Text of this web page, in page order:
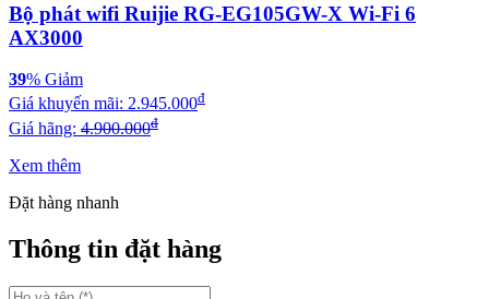
Bộ phát wifi Ruijie RG-EG105GW-X Wi-Fi 6
AX3000
39% Giảm
Giá khuyến mãi: 2.945.000đ
Giá hãng: 4.900.000đ
Xem thêm
Đặt hàng nhanh
Thông tin đặt hàng